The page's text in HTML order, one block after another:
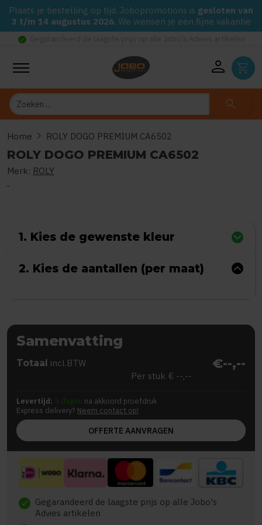
Plaats je bestelling op tijd. Jobopromotions is gesloten van
3 t/m 14 augustus 2026. We wensen je een fijne vakantie
check_circle
person shopping_cart
Zoeken search
Home chevron_right ROLY DOGO PREMIUM CA6502
ROLY DOGO PREMIUM CA6502
Merk: ROLY
1. Kies de gewenste kleur
2. Kies de aantallen (per maat)
Samenvatting
Totaal incl.BTW €--,--
Per stuk € --,--
Levertijd: 5 dagen na akkoord proefdruk
Express delivery? Neem contact op!
OFFERTE AANVRAGEN
check Gegarandeerd de laagste prijs op alle Jobo's
Advies artikelen